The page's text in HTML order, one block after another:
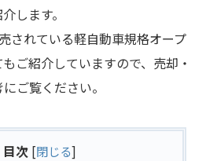
します。
されている軽自動車規格オープ
ご紹介していますので、売却・
ご覧ください。
目次 [閉じる]